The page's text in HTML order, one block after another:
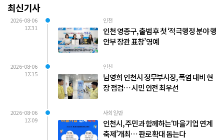
최신기사
2026-08-06
12:31
인천
인천 영종구, 출범 후 첫 ‘적극행정 분야 행
안부 장관 표창’ 영예
2026-08-06
12:15
인천
남영희 인천시 정무부시장, 폭염 대비 현
장 점검… 시민 안전 최우선
2026-08-06
12:09
사회일반
인천시, 주민과 함께하는‘마을기업 연계
축제’개최… 판로 확대 돕는다